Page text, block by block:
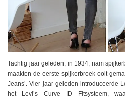
Tachtig jaar geleden, in 1934, nam
maakten de eerste spijkerbroek ooit
Jeans’. Vier jaar geleden introduceerde
het Levi’s Curve ID Fitsysteem,